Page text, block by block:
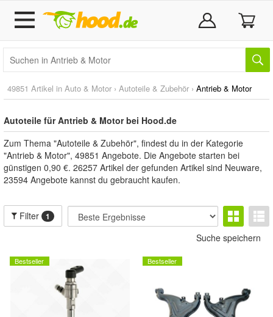
49851 Artikel in Auto & Motor › Autoteile & Zubehör › Antrieb & Motor
Autoteile für Antrieb & Motor bei Hood.de
Zum Thema "Autoteile & Zubehör", findest du in der Kategorie
"Antrieb & Motor", 49851 Angebote. Die Angebote starten bei
günstigen 0,90 €. 26257 Artikel der gefunden Artikel sind Neuware,
23594 Angebote kannst du gebraucht kaufen.
Filter 1
Suche speichern
Bestseller Bestseller